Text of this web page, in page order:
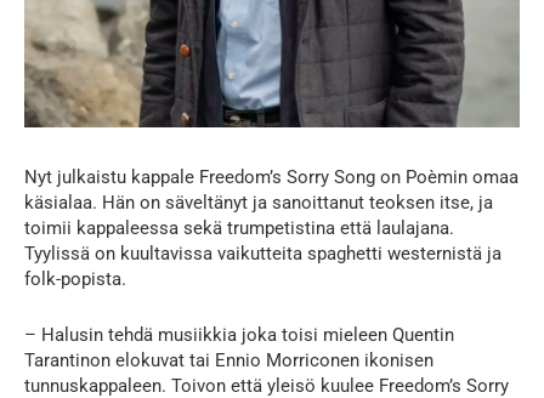
Nyt julkaistu kappale Freedom’s Sorry Song on Poèmin omaa
käsialaa. Hän on säveltänyt ja sanoittanut teoksen itse, ja
toimii kappaleessa sekä trumpetistina että laulajana.
Tyylissä on kuultavissa vaikutteita spaghetti westernistä ja
folk-popista.
– Halusin tehdä musiikkia joka toisi mieleen Quentin
Tarantinon elokuvat tai Ennio Morriconen ikonisen
tunnuskappaleen. Toivon että yleisö kuulee Freedom’s Sorry